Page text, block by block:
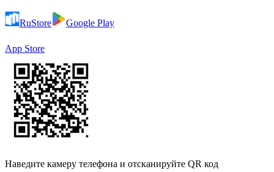
RuStore Google Play
App Store
Наведите камеру телефона и отсканируйте QR код